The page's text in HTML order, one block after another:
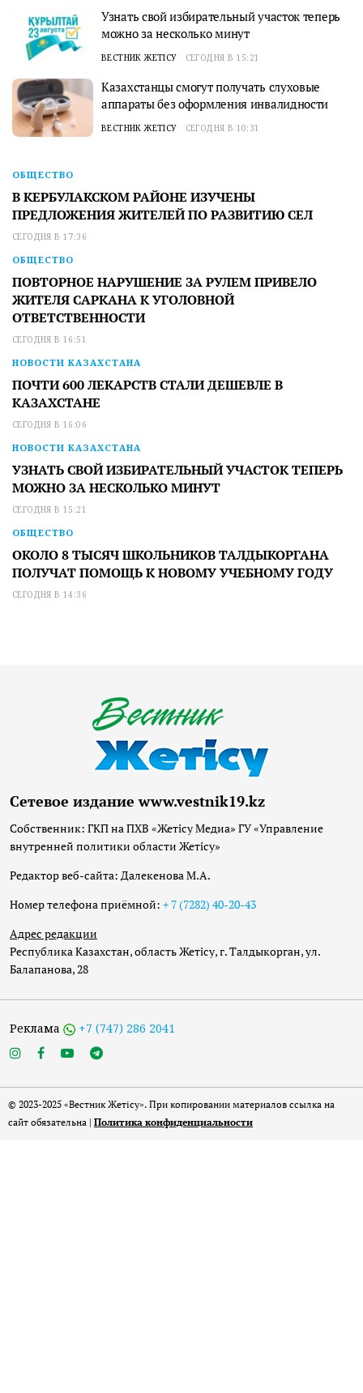
Узнать свой избирательный участок теперь
можно за несколько минут
ВЕСТНИК ЖЕТІСУ СЕГОДНЯ В 15:21
Казахстанцы смогут получать слуховые
аппараты без оформления инвалидности
ВЕСТНИК ЖЕТІСУ СЕГОДНЯ В 10:31
ОБЩЕСТВО
В КЕРБУЛАКСКОМ РАЙОНЕ ИЗУЧЕНЫ
ПРЕДЛОЖЕНИЯ ЖИТЕЛЕЙ ПО РАЗВИТИЮ СЕЛ
СЕГОДНЯ В 17:36
ОБЩЕСТВО
ПОВТОРНОЕ НАРУШЕНИЕ ЗА РУЛЕМ ПРИВЕЛО
ЖИТЕЛЯ САРКАНА К УГОЛОВНОЙ
ОТВЕТСТВЕННОСТИ
СЕГОДНЯ В 16:51
НОВОСТИ КАЗАХСТАНА
ПОЧТИ 600 ЛЕКАРСТВ СТАЛИ ДЕШЕВЛЕ В
КАЗАХСТАНЕ
СЕГОДНЯ В 16:06
НОВОСТИ КАЗАХСТАНА
УЗНАТЬ СВОЙ ИЗБИРАТЕЛЬНЫЙ УЧАСТОК ТЕПЕРЬ
МОЖНО ЗА НЕСКОЛЬКО МИНУТ
СЕГОДНЯ В 15:21
ОБЩЕСТВО
ОКОЛО 8 ТЫСЯЧ ШКОЛЬНИКОВ ТАЛДЫКОРГАНА
ПОЛУЧАТ ПОМОЩЬ К НОВОМУ УЧЕБНОМУ ГОДУ
СЕГОДНЯ В 14:36
Сетевое издание www.vestnik19.kz
Собственник: ГКП на ПХВ «Жетісу Медиа» ГУ «Управление
внутренней политики области Жетісу»
Редактор веб-сайта: Далекенова М.А.
Номер телефона приёмной: + 7 (7282) 40-20-43
Адрес редакции
Республика Казахстан, область Жетісу, г. Талдыкорган, ул.
Балапанова, 28
Реклама +7 (747) 286 2041
© 2023-2025 «Вестник Жетісу». При копировании материалов ссылка на
сайт обязательна | Политика конфиденциальности